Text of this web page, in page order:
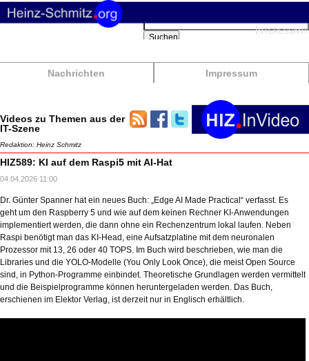
Nachrichten Impressum
Suchbegriffe
Suchen
Videos zu Themen aus der
IT-Szene
Redaktion: Heinz Schmitz
HIZ589: KI auf dem Raspi5 mit AI-Hat
04.04.2026 11:00
Dr. Günter Spanner hat ein neues Buch: „Edge AI Made Practical“ verfasst. Es
geht um den Raspberry 5 und wie auf dem keinen Rechner KI-Anwendungen
implementiert werden, die dann ohne ein Rechenzentrum lokal laufen. Neben
Raspi benötigt man das KI-Head, eine Aufsatzplatine mit dem neuronalen
Prozessor mit 13, 26 oder 40 TOPS. Im Buch wird beschrieben, wie man die
Libraries und die YOLO-Modelle (You Only Look Once), die meist Open Source
sind, in Python-Programme einbindet. Theoretische Grundlagen werden vermittelt
und die Beispielprogramme können heruntergeladen werden. Das Buch,
erschienen im Elektor Verlag, ist derzeit nur in Englisch erhältlich.